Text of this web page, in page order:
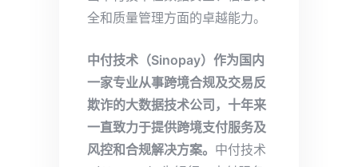
全和质量管理方面的卓越能力。
中付技术（Sinopay）作为国内
一家专业从事跨境合规及交易反
欺诈的大数据技术公司，十年来
一直致力于提供跨境支付服务及
风控和合规解决方案。 中付技术